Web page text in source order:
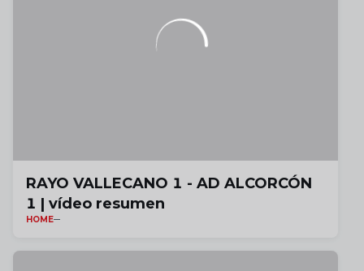
RAYO VALLECANO 1 - AD ALCORCÓN
1 | vídeo resumen
HOME